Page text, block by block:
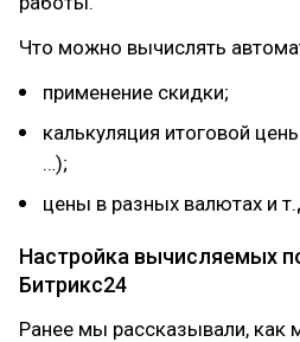
Что можно вычислять
применение скидки;
калькуляция итоговой
…);
цены в разных валютах и
Настройка вычисляемых
Битрикс24
Ранее мы рассказывали, как